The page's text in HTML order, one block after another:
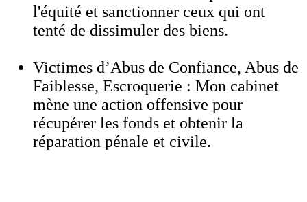
l'équité et sanctionner ceux qui ont
tenté de dissimuler des biens.
Victimes d’Abus de Confiance, Abus de
Faiblesse, Escroquerie : Mon cabinet
mène une action offensive pour
récupérer les fonds et obtenir la
réparation pénale et civile.